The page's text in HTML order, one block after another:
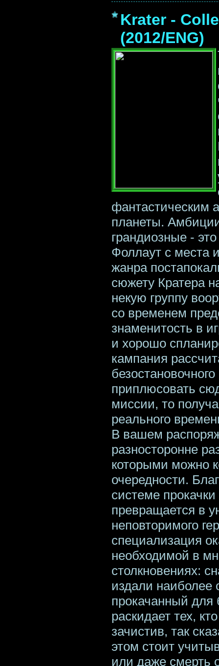
Krater -
(2012/ENG)
фантастическим
планеты.
грандиозные -
Фоллаут с места
жанра
сюжету Кратера
некую группу
со временем
знаменитость в
и хорошо
кампания
приплюсовать
миссии, то
реального
В вашем
разносторонне
которыми можно
очередности.
системе
превращается в
неповторимого
специализация
необходимой в
столкновениях:
издали наиболее
прокачанный для
раскидает тех,
зачистив, так
этом стоит
или даже смерть